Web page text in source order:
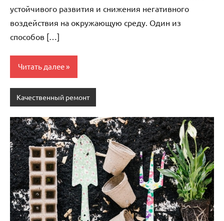
устойчивого развития и снижения негативного
воздействия на окружающую среду. Один из
способов […]
Читать далее
Качественный ремонт